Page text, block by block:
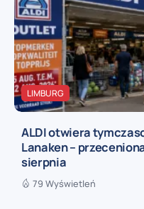
LIMBURG
ALDI otwiera
Lanaken –
sierpnia
79 Wyświetleń